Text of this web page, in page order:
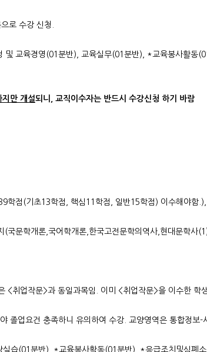
로 수강 신청.
및 교육경영(01분반), 교육실무(01분반), *교육봉사활동
지만 개설되니, 교직이수자는 반드시 수강신청 하기 바람
학점(기초13학점, 핵심11학점, 일반15학점) 이수해야함
문학개론,국어학개론,한국고전문학의역사,현대문학사
<취업작문>과 동일과목임. 이미 <취업작문>을 이수한 학
졸업요건 충족하니 유의하여 수강. 교양영역은 통합정보
실습(01분반), *교육봉사활동(01분반), *응급조치및심폐